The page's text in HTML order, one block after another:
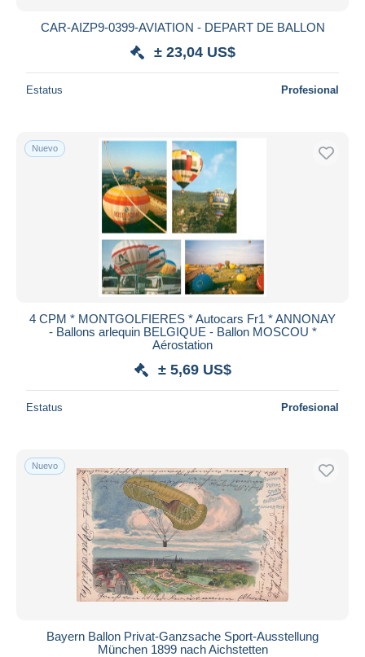
CAR-AIZP9-0399-AVIATION - DEPART DE BALLON
± 23,04 US$
Estatus Profesional
Nuevo
4 CPM * MONTGOLFIERES * Autocars Fr1 * ANNONAY
- Ballons arlequin BELGIQUE - Ballon MOSCOU *
Aérostation
± 5,69 US$
Estatus Profesional
Nuevo
Bayern Ballon Privat-Ganzsache Sport-Ausstellung
München 1899 nach Aichstetten